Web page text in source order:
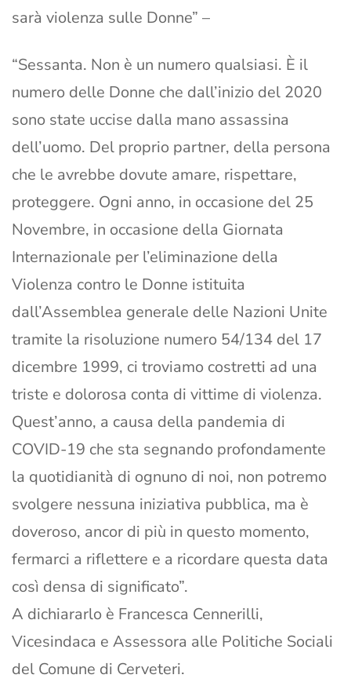
sarà violenza sulle Donne” –
“Sessanta. Non è un numero qualsiasi. È il
numero delle Donne che dall’inizio del 2020
sono state uccise dalla mano assassina
dell’uomo. Del proprio partner, della persona
che le avrebbe dovute amare, rispettare,
proteggere. Ogni anno, in occasione del 25
Novembre, in occasione della Giornata
Internazionale per l’eliminazione della
Violenza contro le Donne istituita
dall’Assemblea generale delle Nazioni Unite
tramite la risoluzione numero 54/134 del 17
dicembre 1999, ci troviamo costretti ad una
triste e dolorosa conta di vittime di violenza.
Quest’anno, a causa della pandemia di
COVID-19 che sta segnando profondamente
la quotidianità di ognuno di noi, non potremo
svolgere nessuna iniziativa pubblica, ma è
doveroso, ancor di più in questo momento,
fermarci a riflettere e a ricordare questa data
così densa di significato”.
A dichiararlo è Francesca Cennerilli,
Vicesindaca e Assessora alle Politiche Sociali
del Comune di Cerveteri.